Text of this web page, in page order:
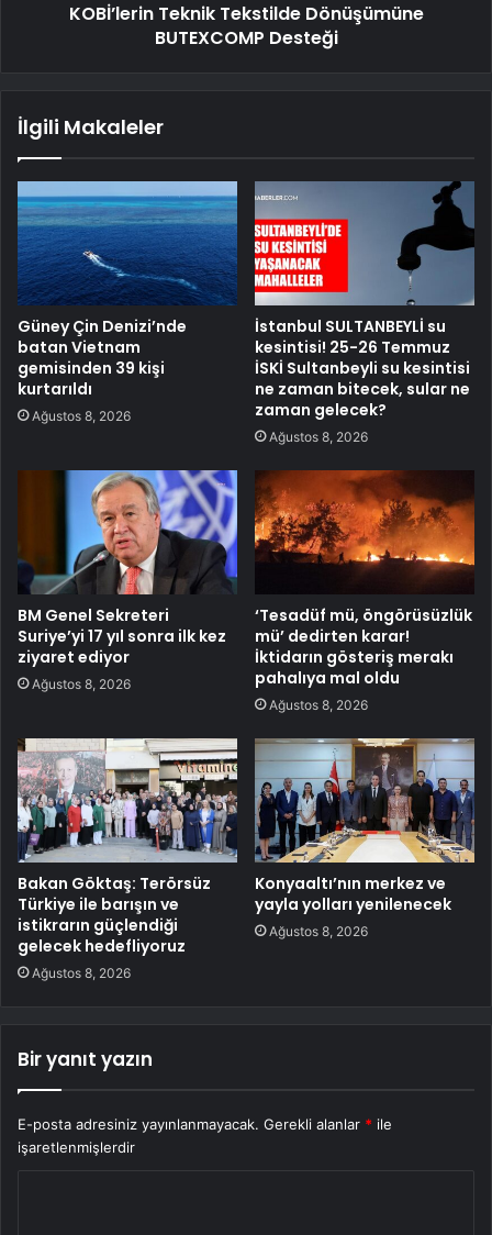
KOBİ’lerin Teknik Tekstilde Dönüşümüne
BUTEXCOMP Desteği
İlgili Makaleler
Güney Çin Denizi’nde
batan Vietnam
gemisinden 39 kişi
kurtarıldı
Ağustos 8, 2026
İstanbul SULTANBEYLİ su
kesintisi! 25-26 Temmuz
İSKİ Sultanbeyli su kesintisi
ne zaman bitecek, sular ne
zaman gelecek?
Ağustos 8, 2026
BM Genel Sekreteri
Suriye’yi 17 yıl sonra ilk kez
ziyaret ediyor
Ağustos 8, 2026
‘Tesadüf mü, öngörüsüzlük
mü’ dedirten karar!
İktidarın gösteriş merakı
pahalıya mal oldu
Ağustos 8, 2026
Bakan Göktaş: Terörsüz
Türkiye ile barışın ve
istikrarın güçlendiği
gelecek hedefliyoruz
Ağustos 8, 2026
Konyaaltı’nın merkez ve
yayla yolları yenilenecek
Ağustos 8, 2026
Bir yanıt yazın
E-posta adresiniz yayınlanmayacak. Gerekli alanlar * ile
işaretlenmişlerdir